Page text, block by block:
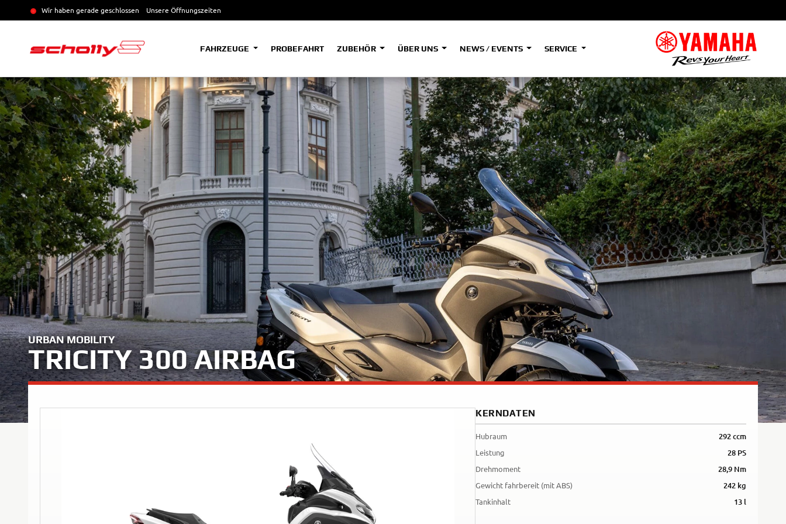
Wir haben gerade geschlossen Unsere Öffnungszeiten
FAHRZEUGE
SPORT HERITAGE
SPORT TOURING
SUPERSPORT
Tenere
700
Tenere
700
(Low)
Tenere
700
(Low)
35kW
A2
Tenere
700
35kW
A
Tenere
700
Rally
A2
Tenere
700
Rally
35kW
A
Tenere
World
Raid
A1
WR125R
PROBEFAHRT ZUBEHÖR ÜBER UNS NEWS / EVENTS SERVICE
URBAN MOBILITY
TRICITY 300 AIRBAG
KERNDATEN
Hubraum 292 ccm
Leistung 28 PS
Drehmoment 28,9 Nm
Gewicht fahrbereit (mit ABS) 242 kg
Tankinhalt 13 l